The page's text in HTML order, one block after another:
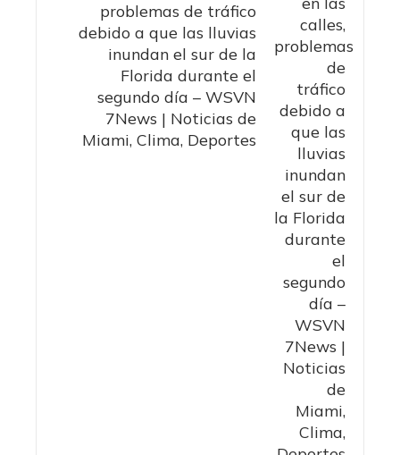
problemas de tráfico
debido a que las lluvias
inundan el sur de la
Florida durante el
segundo día – WSVN
7News | Noticias de
Miami, Clima, Deportes